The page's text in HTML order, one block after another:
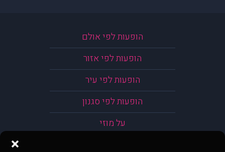
הופעות לפי אולם
הופעות לפי אזור
הופעות לפי עיר
הופעות לפי סגנון
על מוזי